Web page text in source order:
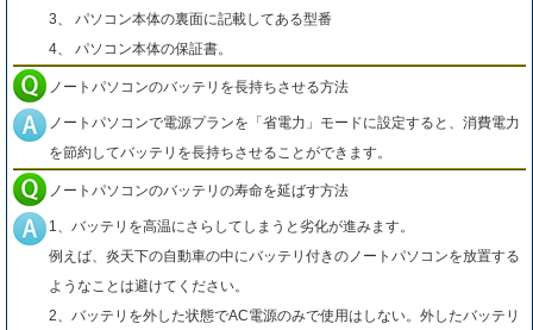
3、 パソコン本体の裏面に記載してある型番
4、 パソコン本体の保証書。
ノートパソコンのバッテリを長持ちさせる方法
ノートパソコンで電源プランを「省電力」モードに設定すると、消費電力
を節約してバッテリを長持ちさせることができます。
ノートパソコンのバッテリの寿命を延ばす方法
1、バッテリを高温にさらしてしまうと劣化が進みます。
例えば、炎天下の自動車の中にバッテリ付きのノートパソコンを放置する
ようなことは避けてください。
2、バッテリを外した状態でAC電源のみで使用はしない。外したバッテリ